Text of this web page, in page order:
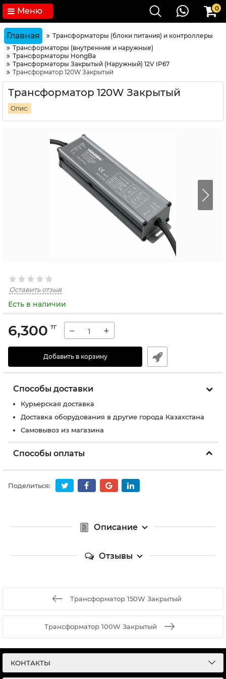
Меню 0
Главная
Трансформаторы (блоки питания) и контроллеры
Трансформаторы (внутренние и наружные)
Трансформаторы HongBa
Трансформаторы Закрытый (Наружный) 12V IP67
Трансформатор 120W Закрытый
Трансформатор 120W Закрытый
Опис:
Оставить отзыв
Есть в наличии
6,300 тг − +
Добавить в корзину
Способы доставки
Курьерская доставка
Доставка оборудования в другие города Казахстана
Самовывоз из магазина
Способы оплаты
Поделиться:
Описание
Отзывы
Трансформатор 150W Закрытый
Трансформатор 100W Закрытый
КОНТАКТЫ